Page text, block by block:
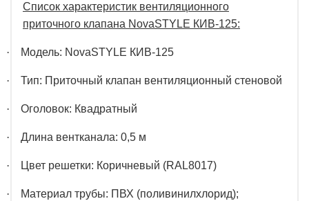
Список характеристик вентиляционного
приточного клапана NovaSTYLE КИВ-125:
· Модель: NovaSTYLE КИВ-125
· Тип: Приточный клапан вентиляционный стеновой
· Оголовок: Квадратный
· Длина вентканала: 0,5 м
· Цвет решетки: Коричневый (RAL8017)
· Материал трубы: ПВХ (поливинилхлорид);